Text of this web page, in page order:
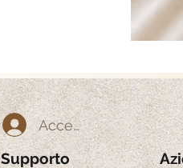
Accedi
Supporto